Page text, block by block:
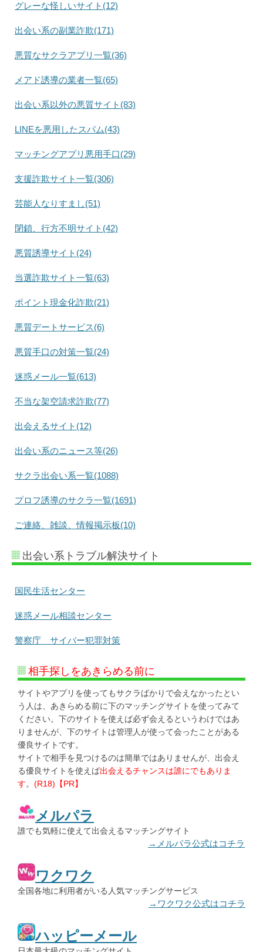
グレーな怪しいサイト(12)
出会い系の副業詐欺(171)
悪質なサクラアプリ一覧(36)
メアド誘導の業者一覧(65)
出会い系以外の悪質サイト(83)
LINEを悪用したスパム(43)
マッチングアプリ悪用手口(29)
支援詐欺サイト一覧(306)
芸能人なりすまし(51)
閉鎖、行方不明サイト(42)
悪質誘導サイト(24)
当選詐欺サイト一覧(63)
ポイント現金化詐欺(21)
悪質デートサービス(6)
悪質手口の対策一覧(24)
迷惑メール一覧(613)
不当な架空請求詐欺(77)
出会えるサイト(12)
出会い系のニュース等(26)
サクラ出会い系一覧(1088)
プロフ誘導のサクラ一覧(1691)
ご連絡、雑談、情報掲示板(10)
出会い系トラブル解決サイト
国民生活センター
迷惑メール相談センター
警察庁 サイバー犯罪対策
相手探しをあきらめる前に
サイトやアプリを使ってもサクラばかりで会えなかったとい
う人は、あきらめる前に下のマッチングサイトを使ってみて
ください。下のサイトを使えば必ず会えるというわけではあ
りませんが、下のサイトは管理人が使って会ったことがある
優良サイトです。
サイトで相手を見つけるのは簡単ではありませんが、出会え
る優良サイトを使えば出会えるチャンスは誰にでもありま
す。 (R18)【PR】
メルパラ
誰でも気軽に使えて出会えるマッチングサイト
→メルパラ公式はコチラ
ワクワク
全国各地に利用者がいる人気マッチングサービス
→ワクワク公式はコチラ
ハッピーメール